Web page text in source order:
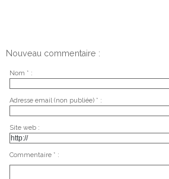
Nouveau commentaire :
Nom * :
Adresse email (non publiée) * :
Site web :
Commentaire * :